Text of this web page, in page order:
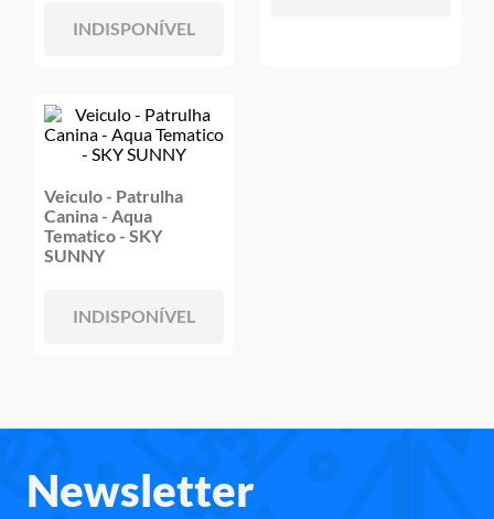
INDISPONÍVEL
Veiculo - Patrulha
Canina - Aqua
Tematico - SKY
SUNNY
INDISPONÍVEL
Newsletter